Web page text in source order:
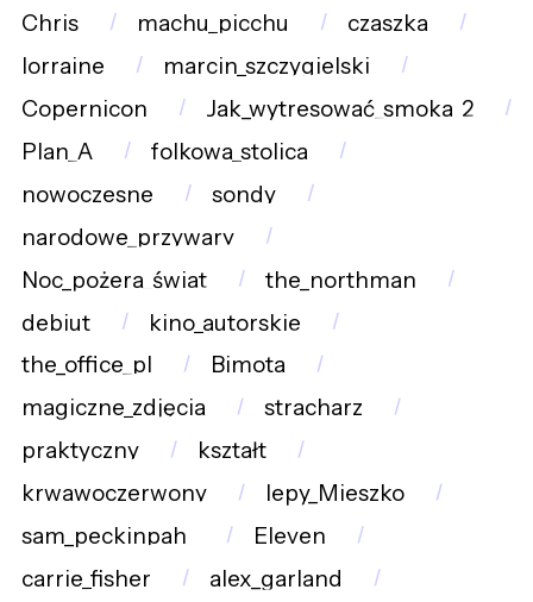
Chris
machu_picchu
czaszka
lorraine
marcin_szczygielski
Copernicon
Jak_wytresować_smoka_2
Plan_A
folkowa_stolica
nowoczesne
sondy
narodowe_przywary
Noc_pożera_świat
the_northman
debiut
kino_autorskie
the_office_pl
Bimota
magiczne_zdjęcia
stracharz
praktyczny
kształt
krwawoczerwony
lepy_Mieszko
sam_peckinpah_
Eleven
carrie_fisher
alex_garland